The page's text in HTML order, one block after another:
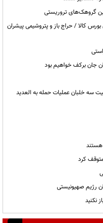
فیزیکی بورس کالا / حراج باز و پتروشیمی پیشران
جان برکف خواهیم بود
سه خلبان عملیات حمله به العدید
هستند
کرد
رژیم صهیونیستی
نکنید